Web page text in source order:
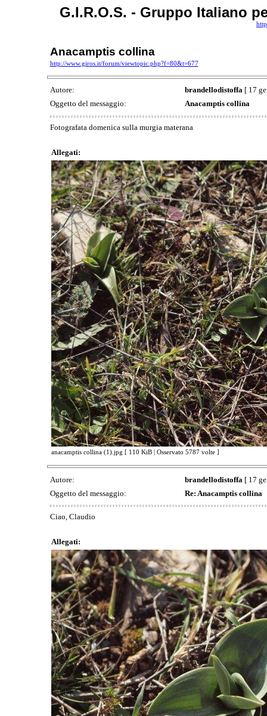
G.I.R.O.S. - Gruppo Italiano
Anacamptis collina
http://www.giros.it/forum/viewtopic.php?f=80&t=677
Autore: brandellodistoffa[ 17
Oggetto del messaggio:
Anacamptis collina
Fotografata domenica sulla murgia materana
Allegati:
anacamptis collina (1).jpg [ 110 KiB | Osservato 5787 volte ]
Autore: brandellodistoffa [ 17
Oggetto del messaggio:
Re: Anacamptis collina
Ciao, Claudio
Allegati: